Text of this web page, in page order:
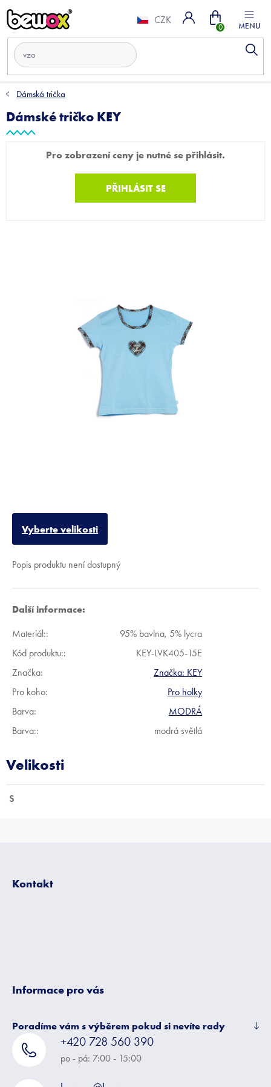
na
obsah
CZK Nákupní
Dámská trička
Dámské tričko KEY
Pro zobrazení ceny je nutné se přihlásit.
PŘIHLÁSIT SE
Vyberte velikosti
Popis produktu není dostupný
Další informace:
Materiál::
95% bavlna, 5% lycra
Kód produktu::
KEY-LVK405-15E
Značka:
Značka: KEY
Pro koho:
Pro holky
Barva:
MODRÁ
Barva:: modrá světlá
S
Kontakt
Informace pro vás
Poradíme vám s výběrem pokud si nevíte rady
+420 728 560 390
po - pá: 7:00 - 15:00